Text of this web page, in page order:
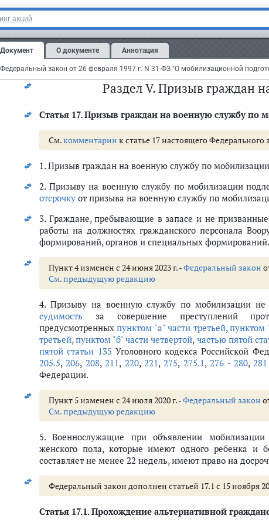
акций
подготовки и мобилизации
и мобилизации
и органов государственной власти Российской Федерации,
власти
власти субъектов Российской Федерации и органов местного
мобилизационной подготовки и мобилизации (ст.ст. 9 - 10)
и мобилизации (ст.ст. 11 - 16)
подготовки и мобилизации
и мобилизации
и мобилизации
(ст.ст. 17 - 21.2)
службы в период мобилизации
службы в войска национальной гвардии Российской Федерации на
по мобилизации
по мобилизации
службу по мобилизации
на военную службу по мобилизации
военную службу по мобилизации отдельных категорий граждан и ее
власти по вопросам, связанным с призывом на
на период мобилизации и на военное время (ст.ст. 22 - 24)
Документ О документе Аннотация
См.комментариик статье 16 настоящего Федерального
Организация работ и защита информации в области
соответствии с
ЗакономРоссийской Федерации "О
вопросам секретного делопроизводства.
Раздел V. Призыв граждан
Статья 17.Призыв граждан на военную службу по
См.комментарии к статье 17 настоящего Федерального
1. Призыв граждан на военную службу по
2. Призыву на военную службу по мобилизации
отсрочку от призыва на военную службу по
3. Граждане, пребывающие в запасе и не
работы на должностях гражданского персонала
формирований, органов и специальных формирований.
Пункт 4 изменен с 24 июня 2023 г. -Федеральный закон
См. предыдущую редакцию
4. Призыву на военную службу по мобилизации
судимость за совершение преступлений
предусмотренныхпунктом "а" части третьей,пунктом
третьей,пунктом "б" части четвертой, частью пятой
пятой статьи 135 Уголовного кодекса Российской
205.5,206, 208,211, 220, 221,275, 275.1,276 - 280,
Федерации.
Пункт 5 изменен с 24 июля 2020 г. -Федеральный закон
См. предыдущую редакцию
5. Военнослужащие при объявлении
женского пола, которые имеют одного ребенка и
составляет не менее 22 недель, имеют право на
Федеральный закон дополнен статьей 17.1 с 15 ноября
Статья 17.1. Прохождение альтернативной